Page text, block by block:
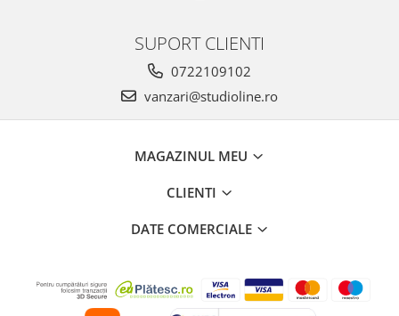
SUPORT CLIENTI
0722109102
vanzari@studioline.ro
MAGAZINUL MEU
CLIENTI
DATE COMERCIALE